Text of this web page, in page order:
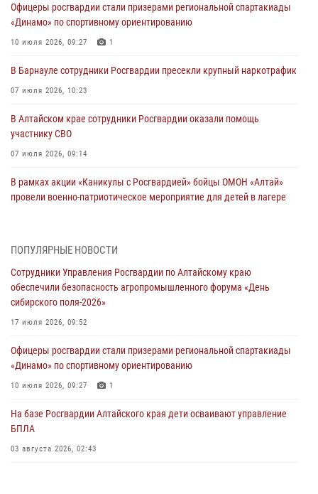
Офицеры росгвардии стали призерами региональной спартакиады
«Динамо» по спортивному ориентированию
10 июля 2026, 09:27 1
В Барнауле сотрудники Росгвардии пресекли крупный наркотрафик
07 июля 2026, 10:23
В Алтайском крае сотрудники Росгвардии оказали помощь
участнику СВО
07 июля 2026, 09:14
В рамках акции «Каникулы с Росгвардией» бойцы ОМОН «Алтай»
провели военно-патриотическое мероприятие для детей в лагере
акции «Коробка храбрости»
Сотрудники Росгвардии провели встречу с юными пограничниками
03 июля 2026, 04:03
Управление Росгвардии по Алтайскому краю провело для детей
02 июля 2026, 00:55
В краевом управлении вневедомственной охраны Росгвардии по
ПОПУЛЯРНЫЕ НОВОСТИ
Сотрудники Управления Росгвардии по Алтайскому краю
обеспечили безопасность агропромышленного форума «День
сибирского поля-2026»
17 июля 2026, 09:52
Офицеры росгвардии стали призерами региональной спартакиады
«Динамо» по спортивному ориентированию
10 июля 2026, 09:27 1
На базе Росгвардии Алтайского края дети осваивают управление
БПЛА
03 августа 2026, 02:43